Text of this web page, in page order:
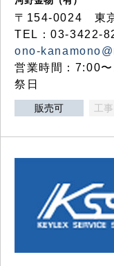
〒154-0024 東
TEL：03-3422-
ono-
営業時間：7:00
祭日
販売可 工